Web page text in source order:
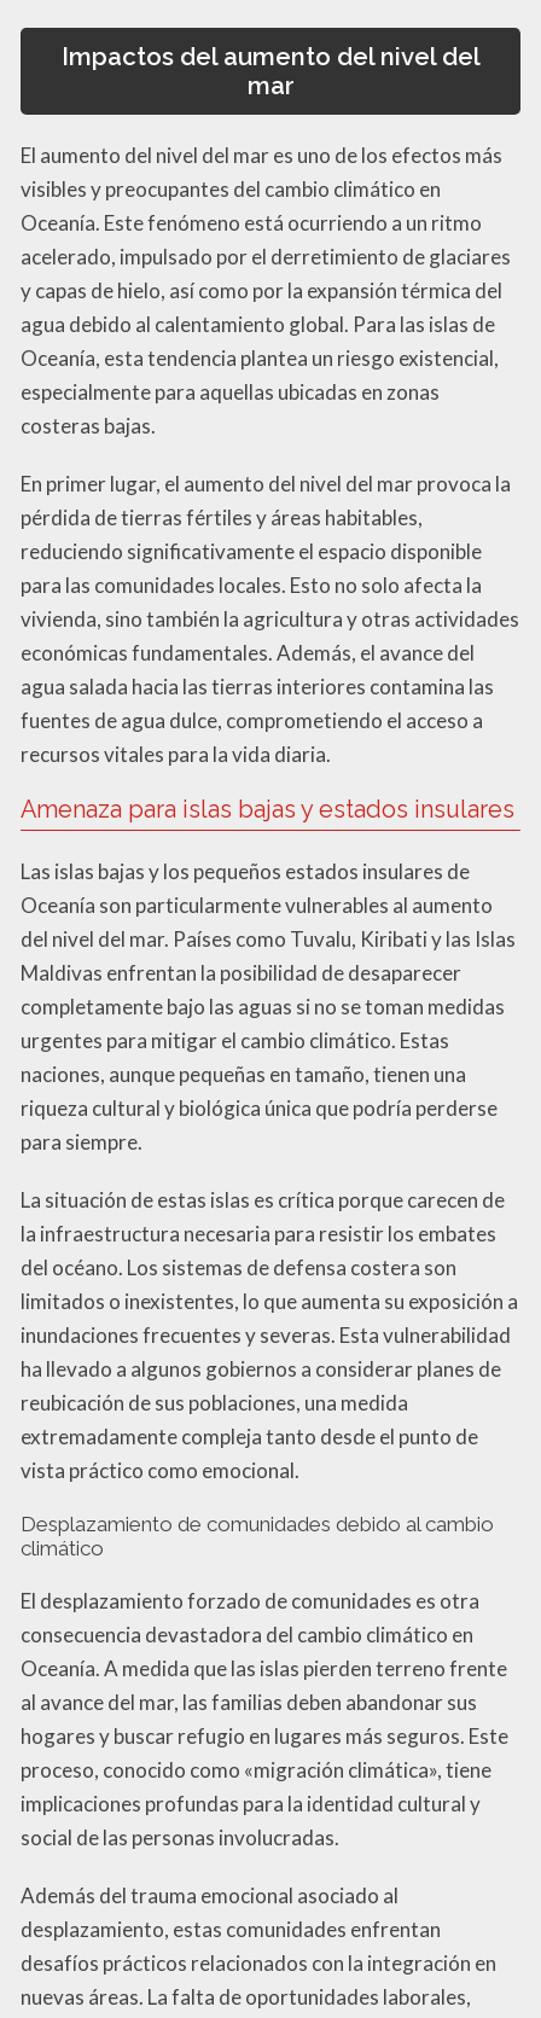
Impactos del aumento del nivel del
mar
El aumento del nivel del mar es uno de los efectos más
visibles y preocupantes del cambio climático en
Oceanía. Este fenómeno está ocurriendo a un ritmo
acelerado, impulsado por el derretimiento de glaciares
y capas de hielo, así como por la expansión térmica del
agua debido al calentamiento global. Para las islas de
Oceanía, esta tendencia plantea un riesgo existencial,
especialmente para aquellas ubicadas en zonas
costeras bajas.
En primer lugar, el aumento del nivel del mar provoca la
pérdida de tierras fértiles y áreas habitables,
reduciendo significativamente el espacio disponible
para las comunidades locales. Esto no solo afecta la
vivienda, sino también la agricultura y otras actividades
económicas fundamentales. Además, el avance del
agua salada hacia las tierras interiores contamina las
fuentes de agua dulce, comprometiendo el acceso a
recursos vitales para la vida diaria.
Amenaza para islas bajas y estados insulares
Las islas bajas y los pequeños estados insulares de
Oceanía son particularmente vulnerables al aumento
del nivel del mar. Países como Tuvalu, Kiribati y las Islas
Maldivas enfrentan la posibilidad de desaparecer
completamente bajo las aguas si no se toman medidas
urgentes para mitigar el cambio climático. Estas
naciones, aunque pequeñas en tamaño, tienen una
riqueza cultural y biológica única que podría perderse
para siempre.
La situación de estas islas es crítica porque carecen de
la infraestructura necesaria para resistir los embates
del océano. Los sistemas de defensa costera son
limitados o inexistentes, lo que aumenta su exposición a
inundaciones frecuentes y severas. Esta vulnerabilidad
ha llevado a algunos gobiernos a considerar planes de
reubicación de sus poblaciones, una medida
extremadamente compleja tanto desde el punto de
vista práctico como emocional.
Desplazamiento de comunidades debido al cambio
climático
El desplazamiento forzado de comunidades es otra
consecuencia devastadora del cambio climático en
Oceanía. A medida que las islas pierden terreno frente
al avance del mar, las familias deben abandonar sus
hogares y buscar refugio en lugares más seguros. Este
proceso, conocido como «migración climática», tiene
implicaciones profundas para la identidad cultural y
social de las personas involucradas.
Además del trauma emocional asociado al
desplazamiento, estas comunidades enfrentan
desafíos prácticos relacionados con la integración en
nuevas áreas. La falta de oportunidades laborales,